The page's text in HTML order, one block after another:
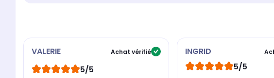
VALERIE Achat vérifié
5/5
INGRID
5/5